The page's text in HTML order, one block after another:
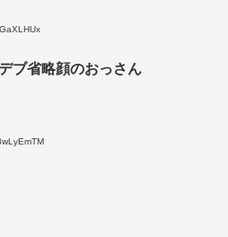
ブ省略顔のおっさん